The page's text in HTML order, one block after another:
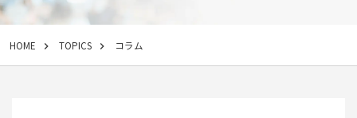
HOME TOPICS コラム